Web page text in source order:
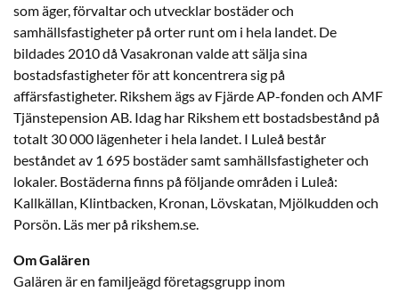
som äger, förvaltar och utvecklar bostäder och
samhällsfastigheter på orter runt om i hela landet. De
bildades 2010 då Vasakronan valde att sälja sina
bostadsfastigheter för att koncentrera sig på
affärsfastigheter. Rikshem ägs av Fjärde AP-fonden och AMF
Tjänstepension AB. Idag har Rikshem ett bostadsbestånd på
totalt 30 000 lägenheter i hela landet. I Luleå består
beståndet av 1 695 bostäder samt samhällsfastigheter och
lokaler. Bostäderna finns på följande områden i Luleå:
Kallkällan, Klintbacken, Kronan, Lövskatan, Mjölkudden och
Porsön. Läs mer på rikshem.se.
Om Galären
Galären är en familjeägd företagsgrupp inom